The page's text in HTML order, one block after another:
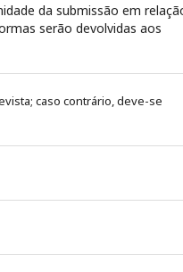
da submissão em
serão devolvidas aos
caso contrário, deve-se